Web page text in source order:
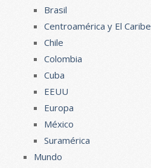
Brasil
Centroamérica y El Caribe
Chile
Colombia
Cuba
EEUU
Europa
México
Suramérica
Mundo